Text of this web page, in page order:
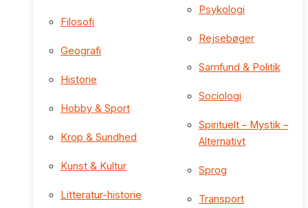
Filosofi
Geografi
Historie
Hobby & Sport
Krop & Sundhed
Kunst & Kultur
Litteratur-historie
Psykologi
Rejsebøger
Samfund & Politik
Sociologi
Spirituelt – Mystik –
Alternativt
Sprog
Transport